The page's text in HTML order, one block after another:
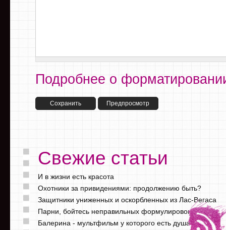
Подробнее о
Свежие статьи
И в жизни есть красота
Охотники за привидениями: продолжению быть?
Защитники униженных и оскорбленных из Лас-Вегаса
Парни, бойтесь неправильных формулировок
Балерина - мультфильм у которого есть душа